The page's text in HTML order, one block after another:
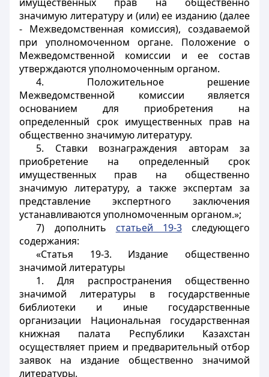
значимую литературу и (или) ее изданию (далее
- Межведомственная комиссия), создаваемой
при уполномоченном органе. Положение о
Межведомственной комиссии и ее состав
утверждаются уполномоченным органом.
4. Положительное решение
Межведомственной комиссии является
основанием для приобретения на
определенный срок имущественных прав на
общественно значимую литературу.
5. Ставки вознаграждения авторам за
приобретение на определенный срок
имущественных прав на общественно
значимую литературу, а также экспертам за
представление экспертного заключения
устанавливаются уполномоченным органом.»;
7) дополнить статьей 19-3следующего
содержания:
«Статья 19-3. Издание общественно
значимой литературы
1. Для распространения общественно
значимой литературы в государственные
библиотеки и иные государственные
организации Национальная государственная
книжная палата Республики Казахстан
осуществляет прием и предварительный отбор
заявок на издание общественно значимой
литературы.